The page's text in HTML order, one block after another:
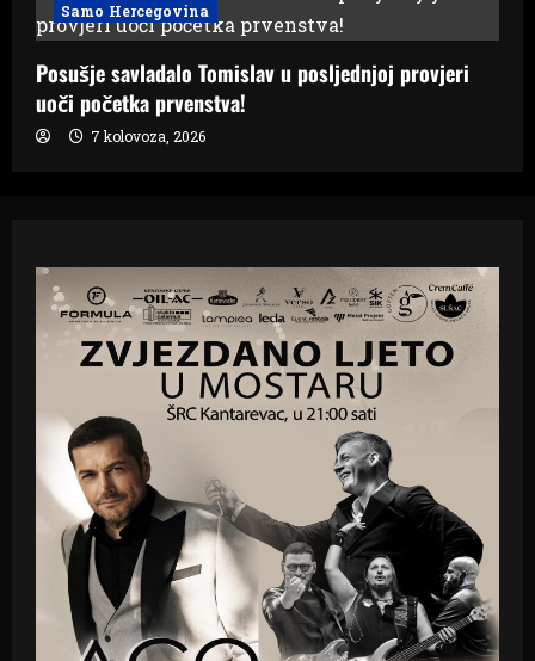
Samo Hercegovina
Posušje savladalo Tomislav u posljednjoj provjeri
uoči početka prvenstva!
7 kolovoza, 2026